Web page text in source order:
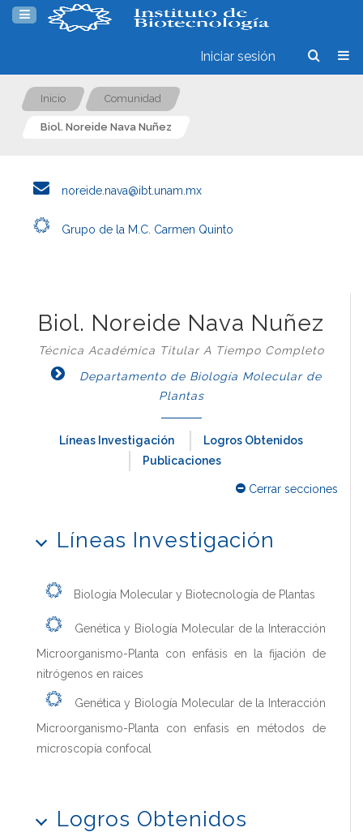
Iniciar sesión
Inicio Comunidad
Biol. Noreide Nava Nuñez
noreide.nava@ibt.unam.mx
Grupo de la M.C. Carmen Quinto
Biol. Noreide Nava Nuñez
Técnica Académica Titular A Tiempo Completo
Departamento de Biología Molecular de
Plantas
Líneas Investigación
Logros Obtenidos
Publicaciones
Cerrar secciones
Líneas Investigación
Biología Molecular y Biotecnología de Plantas
Genética y Biología Molecular de la Interacción
Microorganismo-Planta con enfásis en la fijación de
nitrógenos en raices
Genética y Biología Molecular de la Interacción
Microorganismo-Planta con enfasis en métodos de
microscopía confocal
Logros Obtenidos